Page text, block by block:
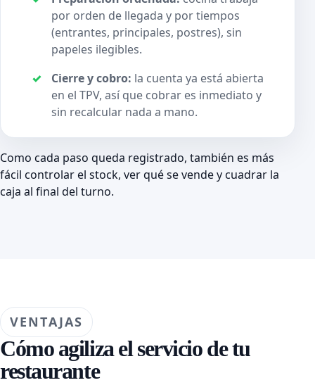
por orden de llegada y por tiempos
(entrantes, principales, postres), sin
papeles ilegibles.
Cierre y cobro: la cuenta ya está abierta
en el TPV, así que cobrar es inmediato y
sin recalcular nada a mano.
Como cada paso queda registrado, también es más
fácil controlar el stock, ver qué se vende y cuadrar la
caja al final del turno.
VENTAJAS
Cómo agiliza el servicio de tu
restaurante